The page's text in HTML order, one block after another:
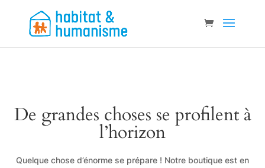
De grandes choses se profilent à
l’horizon
Quelque chose d’énorme se prépare ! Notre boutique est en